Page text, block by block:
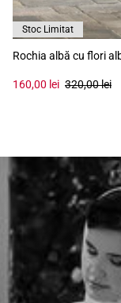
Stoc Limitat
Rochia albă cu flori
160,00 lei 320,00 lei